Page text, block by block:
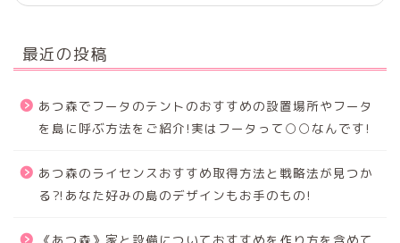
最近の投稿
あつ森でフータのテントのおすすめの設置場所やフータ
を島に呼ぶ方法をご紹介!実はフータって○○なんです!
あつ森のライセンスおすすめ取得方法と戦略法が見つか
る⁈あなた好みの島のデザインもお手のもの!